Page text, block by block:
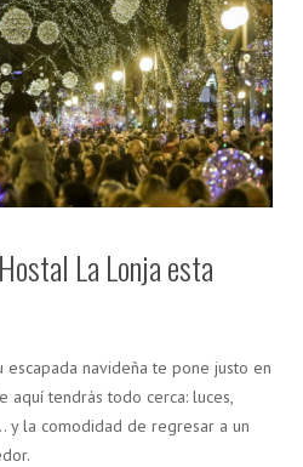
La Lonja esta
escapada navideña te pone justo en
aquí tendrás todo cerca: luces,
y la comodidad de regresar a un